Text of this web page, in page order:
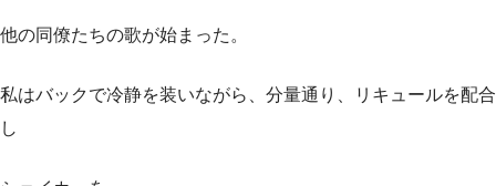
他の同僚たちの歌が始まった。
私はバックで冷静を装いながら、分量通り、リキュールを配合
し